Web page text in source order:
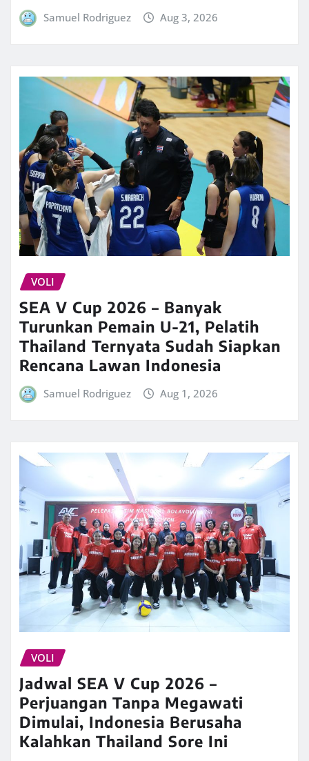
Samuel Rodriguez Aug 3, 2026
VOLI
SEA V Cup 2026 – Banyak
Turunkan Pemain U-21, Pelatih
Thailand Ternyata Sudah Siapkan
Rencana Lawan Indonesia
Samuel Rodriguez Aug 1, 2026
VOLI
Jadwal SEA V Cup 2026 –
Perjuangan Tanpa Megawati
Dimulai, Indonesia Berusaha
Kalahkan Thailand Sore Ini